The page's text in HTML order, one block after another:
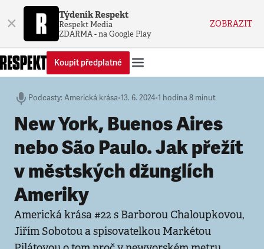
× Týdeník Respekt
Respekt Media
ZDARMA - na Google Play
ZOBRAZIT
Koupit předplatné
Podcasty: Americká krása•13. 6. 2024•1 hodina 8 minut
New York, Buenos Aires
nebo São Paulo. Jak přežít
v městských džunglích
Ameriky
Americká krása #22 s Barborou Chaloupkovou,
Jiřím Sobotou a spisovatelkou Markétou